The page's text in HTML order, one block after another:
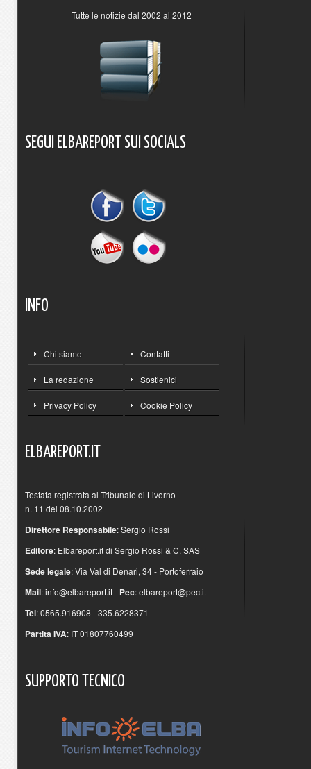
Tutte le notizie dal 2002 al 2012
SEGUI ELBAREPORT SUI SOCIALS
INFO
Chi siamo Contatti
La redazione Sostienici
Privacy Policy Cookie Policy
ELBAREPORT.IT
Testata registrata al Tribunale di Livorno
n. 11 del 08.10.2002
Direttore Responsabile: Sergio Rossi
Editore: Elbareport.it di Sergio Rossi & C. SAS
Sede legale: Via Val di Denari, 34 - Portoferraio
Mail:info@elbareport.it- Pec:elbareport@pec.it
Tel: 0565.916908 - 335.6228371
Partita IVA: IT 01807760499
SUPPORTO TECNICO